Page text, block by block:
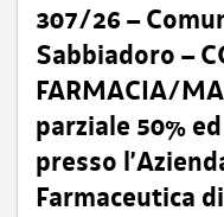
307/26 –
Sabbiadoro –
FARMACIA/
parziale 50%
presso
Farmaceutica